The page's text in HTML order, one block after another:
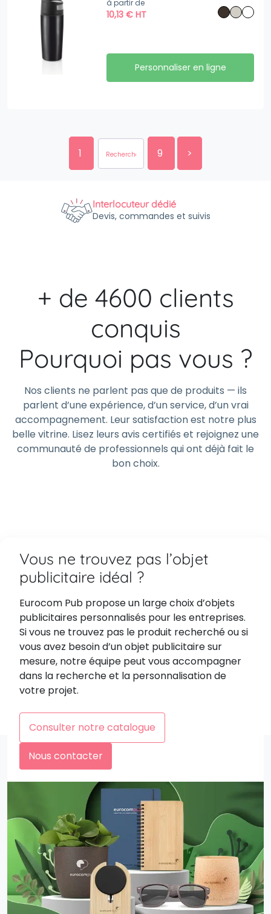
à partir de
10,13€ HT
Personnaliser en ligne
1 9 >
Interlocuteur dédié
Devis, commandes et suivis
+ de 4600 clients
conquis
Pourquoi pas vous ?
Nos clients ne parlent pas que de produits — ils
parlent d’une expérience, d’un service, d’un vrai
accompagnement. Leur satisfaction est notre plus
belle vitrine. Lisez leurs avis certifiés et rejoignez une
communauté de professionnels qui ont déjà fait le
bon choix.
Vous ne trouvez pas l’objet
publicitaire idéal ?
Eurocom Pub propose un large choix d’objets
publicitaires personnalisés pour les entreprises.
Si vous ne trouvez pas le produit recherché ou si
vous avez besoin d’un objet publicitaire sur
mesure, notre équipe peut vous accompagner
dans la recherche et la personnalisation de
votre projet.
Consulter notre catalogue
Nous contacter